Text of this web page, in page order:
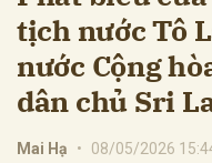
tịch nước Tô
nước Cộng
dân chủ Sri
Mai Hạ • 08/05/2026